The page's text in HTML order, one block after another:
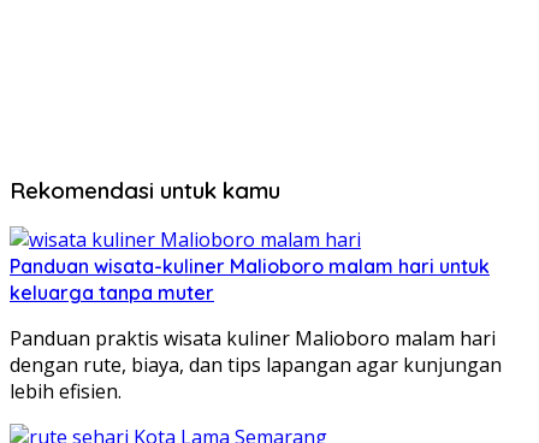
Rekomendasi untuk kamu
Panduan wisata-kuliner Malioboro malam hari untuk
keluarga tanpa muter
Panduan praktis wisata kuliner Malioboro malam hari
dengan rute, biaya, dan tips lapangan agar kunjungan
lebih efisien.